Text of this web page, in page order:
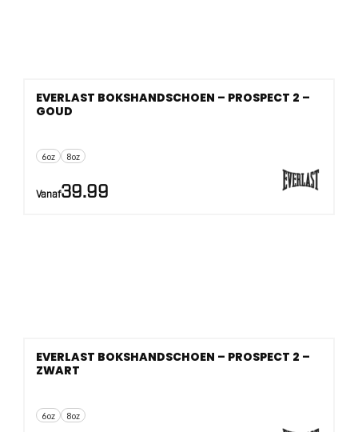
6oz 8oz
EVERLAST BOKSHANDSCHOEN – PROSPECT 2 –
GOUD
Vanaf39.99
6oz 8oz
EVERLAST BOKSHANDSCHOEN – PROSPECT 2 –
ZWART